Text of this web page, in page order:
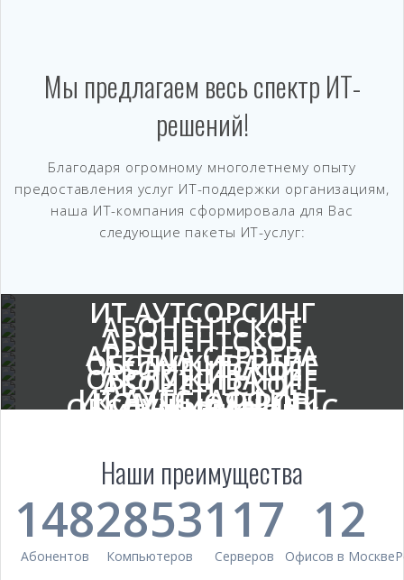
Мы предлагаем весь спектр ИТ-
решений!
Благодаря огромному многолетнему опыту
предоставления услуг ИТ-поддержки организациям,
наша ИТ-компания сформировала для Вас
следующие пакеты ИТ-услуг:
ИТ АУТСОРСИНГ
АБОНЕНТСКОЕ
ОБСЛУЖИВАНИЕ
КОМПЬЮТЕРОВ
АБОНЕНТСКОЕ
ОБСЛУЖИВАНИЕ
СЕРВЕРОВ
АРЕНДА СЕРВЕРА
АБОНЕНТСКОЕ
ОБСЛУЖИВАНИЕ 1С
АБОНЕНТСКОЕ
ИТ АУТСТАФФИНГ
ИТ ДИРЕКТОР
Наши преимущества
148
Абонентов
2853
Компьютеров
117
Серверов
12
Офисов в Москве